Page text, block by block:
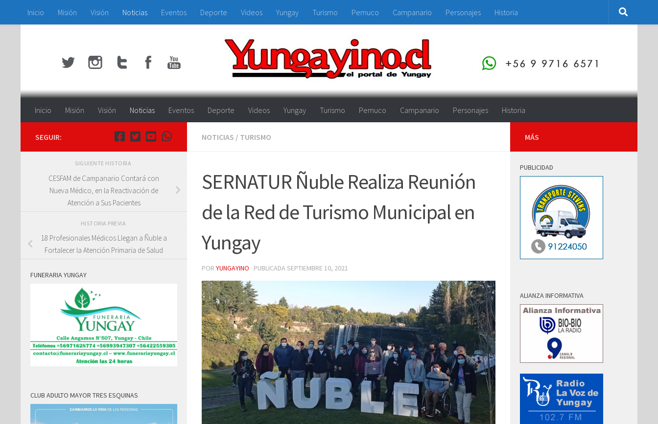
Saltar al contenido
Inicio Misión Visión Noticias Eventos Deporte Videos Yungay Turismo Pemuco Campanario Personajes Historia
Inicio Misión Visión Noticias Eventos Deporte Videos Yungay Turismo Pemuco Campanario Personajes Historia
NOTICIAS / TURISMO
SERNATUR Ñuble Realiza Reunión
de la Red de Turismo Municipal en
Yungay
POR YUNGAYINO · PUBLICADASEPTIEMBRE 10, 2021
SEGUIR:
SIGUIENTE HISTORIA
CESFAM de Campanario Contará con
Nueva Médico, en la Reactivación de
Atención a Sus Pacientes
HISTORIA PREVIA
18 Profesionales Médicos Llegan a Ñuble a
Fortalecer la Atención Primaria de Salud
FUNERARIA YUNGAY
CLUB ADULTO MAYOR TRES ESQUINAS
MÁS
PUBLICIDAD
ALIANZA INFORMATIVA